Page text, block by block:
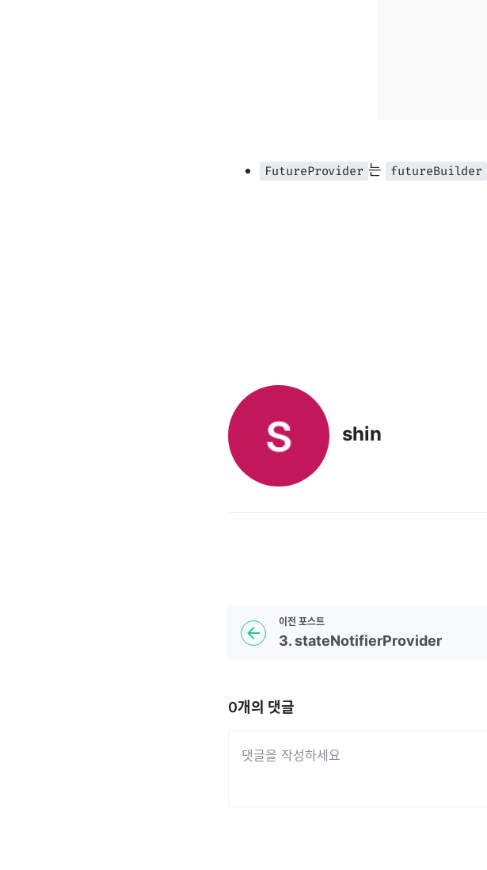
FutureProvider 는 futureBuilder
shin
이전 포스트
3. stateNotifierProvider
0개의 댓글